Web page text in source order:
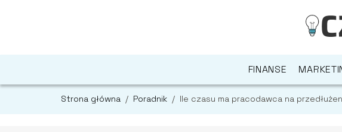
FINANSE
Strona główna / Poradnik / Ile czasu ma pracodawca na